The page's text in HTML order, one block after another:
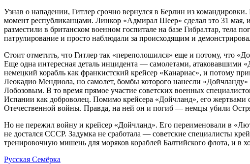
Узнав о нападении, Гитлер срочно вернулся в Берлин из
момент республиканцами. Линкор «Адмирал Шеер» сделал это 31 мая,
разместили в британском военном госпитале на базе Гибралтар,
патрулирование и просто наблюдали за происходящим и
Стоит отметить, что Гитлер так «переполошился» еще и потому, что
Еще одна интересная деталь инцидента — самолетами,
немецкий корабль как франкистский крейсер «Канариас», и потому
Леокадио Мендиола, но самолет, бомбы которого нанесли
Лобозовым. В то время прямое участие советских военных
Испании как доброволец. Помимо крейсера «Дойчланд», его жертвами
Отечественной войны. Правда, на ней он и погиб — немцы убили
Но не пережил войну и крейсер «Дойчланд». Его переименовали в
не достался СССР. Задумка не сработала — советские специалисты
тренировочную мишень для моряков кораблей Балтийского флота, и в
Русская Семёрка